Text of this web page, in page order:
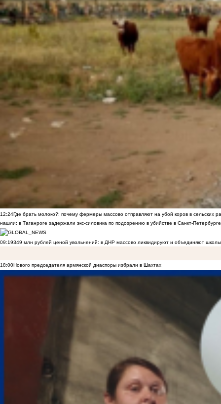
12:24Где брать молоко?: почему фермеры массово отправляют на убой коров в сельских
нашли: в Таганроге задержали экс-силовика по подозрению в убийстве в Санкт-Петербурге
09:19349 млн рублей ценой увольнений: в ДНР массово ликвидируют и объединяют
18:00Нового председателя армянской диаспоры избрали в Шахтах